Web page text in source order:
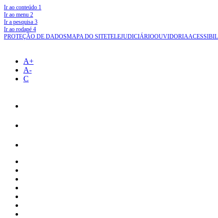
Ir ao conteúdo 1
Ir ao menu 2
Ir a pesquisa 3
Ir ao rodapé 4
PROTEÇÃO DE DADOSMAPA DO SITETELEJUDICIÁRIOOUVIDORIA
A+
A-
C